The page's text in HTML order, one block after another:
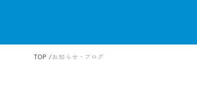
TOP お知らせ・ブログ